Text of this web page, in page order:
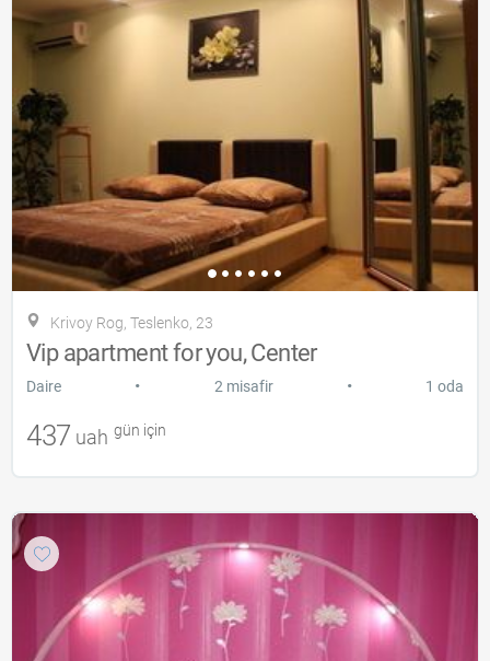
Krivoy Rog, Teslenko, 23
Vip apartment for you, Center
Daire • 2 misafir • 1 oda
437 uah gün için